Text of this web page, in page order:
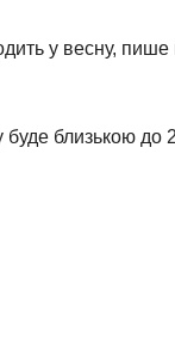
у весну,
близькою